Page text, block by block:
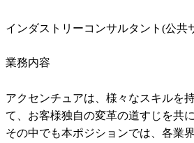
インダストリーコンサルタント(公共
業務内容
アクセンチュアは、様々なスキルを
て、お客様独自の変革の道すじを共
その中でも本ポジションでは、各業